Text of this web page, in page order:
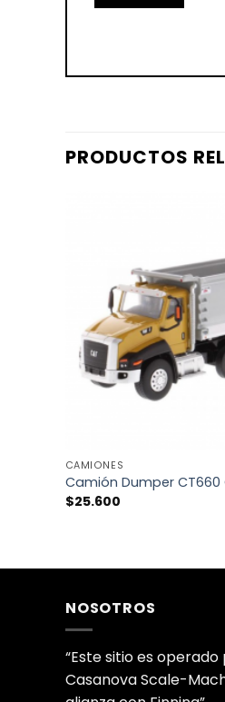
PRODUCTOS
CAMIONES
Camión Dumper CT660
$25.600
NOSOTROS
“Este sitio es operado
Casanova Scale-